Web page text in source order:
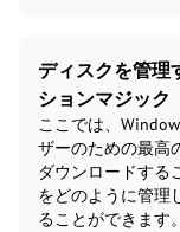
ディスクを管理
ションマジック
ここでは、
ザーのための最高
ダウンロードする
をどのように管理
ることができます。